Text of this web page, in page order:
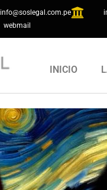
info@soslegal.com.pe
webmail
INICIO